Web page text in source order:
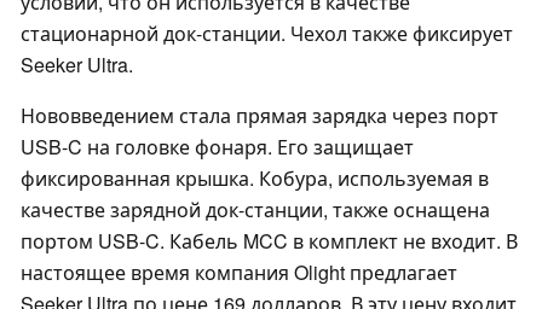
стационарной док-станции. Чехол также фиксирует
Seeker Ultra.
Нововведением стала прямая зарядка через порт
USB-C на головке фонаря. Его защищает
фиксированная крышка. Кобура, используемая в
качестве зарядной док-станции, также оснащена
портом USB-C. Кабель MCC в комплект не входит. В
настоящее время компания Olight предлагает